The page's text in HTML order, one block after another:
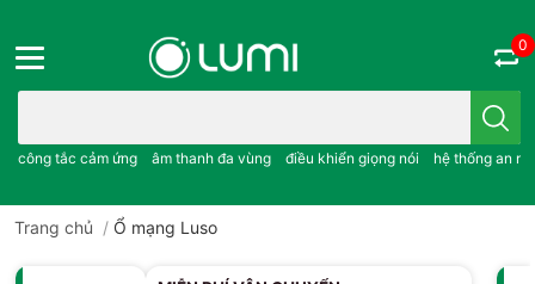
Bạn cần tìm gì..; công tắc cảm ứng..; âm thanh đa vùng ; điều
công tắc cảm ứng âm thanh đa vùng điều khiển giọng nói hệ thống an
0
Trang chủ / Ổ mạng Luso